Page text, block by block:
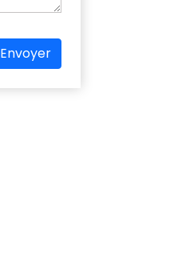
Envoyer